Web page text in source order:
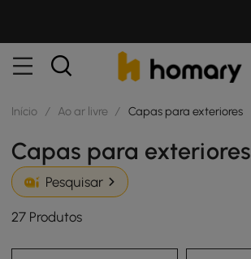
Início / Ao ar livre / Capas para exteriores
Capas para exteriores
Pesquisar
27 Produtos